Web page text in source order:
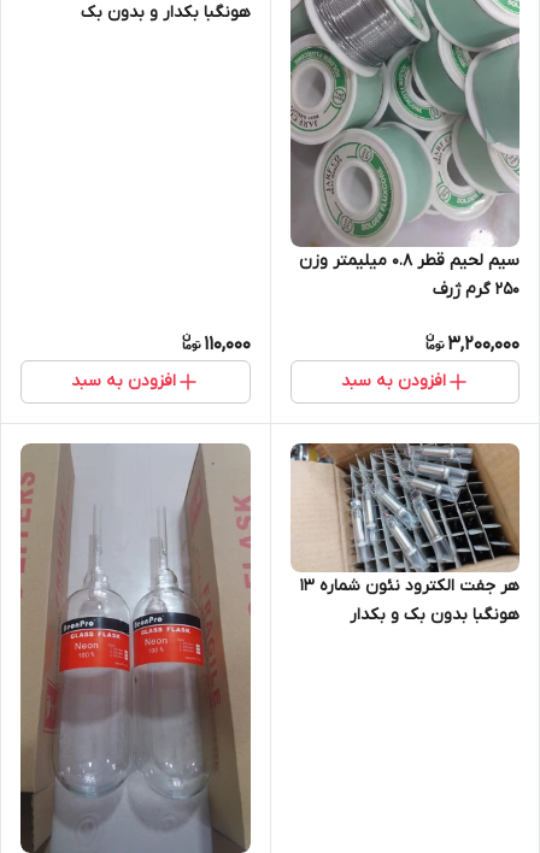
سیم لحیم قطر 0.8 میلیمتر وزن
250 گرم ژرف
3,200,000
افزودن به سبد
هونگبا بکدار و بدون بک
110,000
افزودن به سبد
هر جفت الکترود نئون شماره 13
هونگبا بدون بک و بکدار